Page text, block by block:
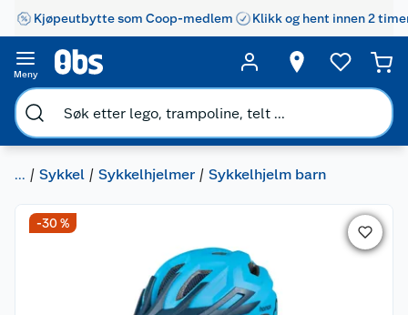
Kjøpeutbytte som Coop-medlem Klikk og hent innen 2
Meny
... Sykkel Sykkelhjelmer Sykkelhjelm barn
-30 %